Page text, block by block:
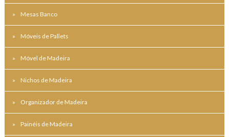
Mesas Banco
Móveis de Pallets
Móvel de Madeira
Nichos de Madeira
Organizador de Madeira
Painéis de Madeira